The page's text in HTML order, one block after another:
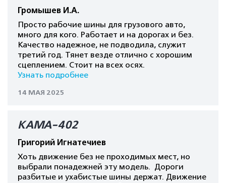
Громышев И.А.
Просто рабочие шины для грузового авто,
много для кого. Работает и на дорогах и без.
Качество надежное, не подводила, служит
третий год. Тянет везде отлично с хорошим
сцеплением. Стоит на всех осях.
Узнать подробнее
14 МАЯ 2025
КАМА-402
Григорий Игнатечиев
Хоть движение без не проходимых мест, но
выбрали понадежней эту модель. Дороги
разбитые и ухабистые шины держат. Движение